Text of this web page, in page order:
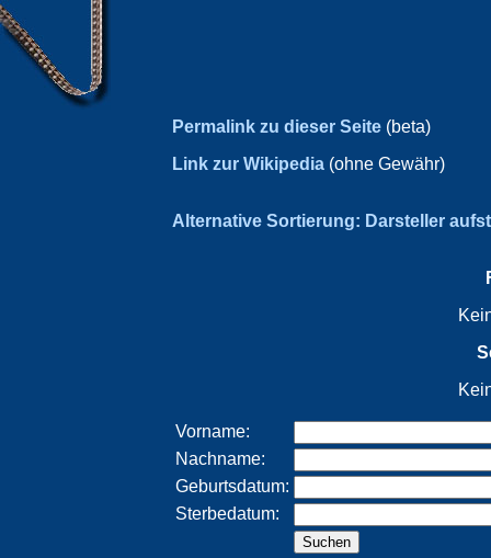
Permalink zu dieser Seite (beta)
Link zur Wikipedia (ohne Gewähr)
Alternative Sortierung: Darsteller
Vorname:
Nachname:
Geburtsdatum:
Sterbedatum: